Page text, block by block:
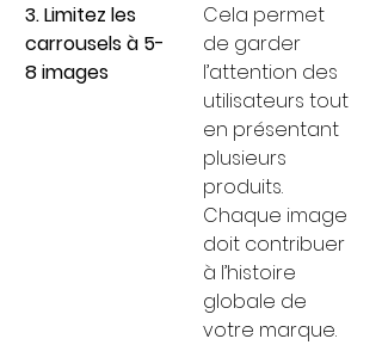
3. Limitez les
carrousels à 5-
8 images
Cela permet
de garder
l’attention des
utilisateurs tout
en présentant
plusieurs
produits.
Chaque image
doit contribuer
à l’histoire
globale de
votre marque.